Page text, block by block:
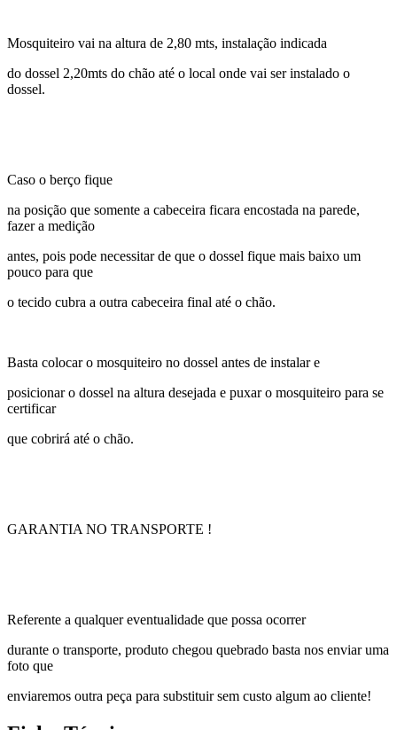
Mosquiteiro vai na altura de 2,80 mts, instalação indicada
do dossel 2,20mts do chão até o local onde vai ser instalado o
dossel.
Caso o berço fique
na posição que somente a cabeceira ficara encostada na parede,
fazer a medição
antes, pois pode necessitar de que o dossel fique mais baixo um
pouco para que
o tecido cubra a outra cabeceira final até o chão.
Basta colocar o mosquiteiro no dossel antes de instalar e
posicionar o dossel na altura desejada e puxar o mosquiteiro para se
certificar
que cobrirá até o chão.
GARANTIA NO TRANSPORTE !
Referente a qualquer eventualidade que possa ocorrer
durante o transporte, produto chegou quebrado basta nos enviar uma
foto que
enviaremos outra peça para substituir sem custo algum ao cliente!